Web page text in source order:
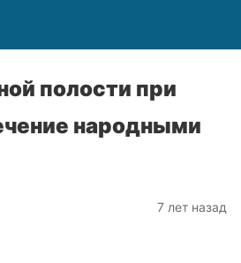
полости при
народными
7 лет назад